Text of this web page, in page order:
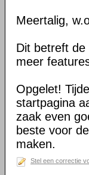
Meertalig,
Dit betreft
meer
Opgelet!
startpagina
zaak even
beste voor
maken.
Stel een correctie